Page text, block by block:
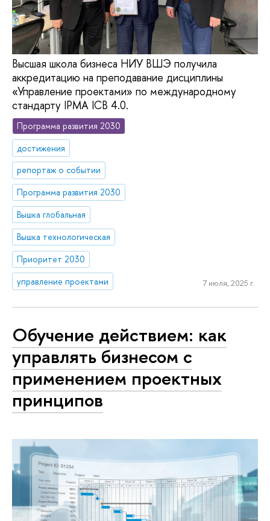
Высшая школа бизнеса НИУ ВШЭ получила
аккредитацию на преподавание дисциплины
«Управление проектами» по международному
стандарту IPMA ICB 4.0.
Программа развития 2030
достижения
репортаж о событии
Программа развития 2030
Вышка глобальная
Вышка технологическая
Приоритет 2030
управление проектами
7 июля, 2025 г.
Обучение действием: как
управлять бизнесом с
применением проектных
принципов